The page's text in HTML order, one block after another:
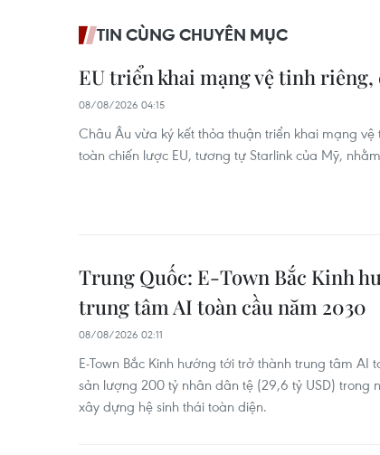
TIN CÙNG CHUYÊN MỤC
EU triển khai mạng vệ tinh riêng,
08/08/2026 04:15
Châu Âu vừa ký kết thỏa thuận triển khai mạng vệ
toàn chiến lược EU, tương tự Starlink của Mỹ,
Trung Quốc: E-Town Bắc Kinh
trung tâm AI toàn cầu năm 2030
08/08/2026 02:11
E-Town Bắc Kinh hướng tới trở thành trung tâm
sản lượng 200 tỷ nhân dân tệ (29,6 tỷ USD) trong
xây dựng hệ sinh thái toàn diện.